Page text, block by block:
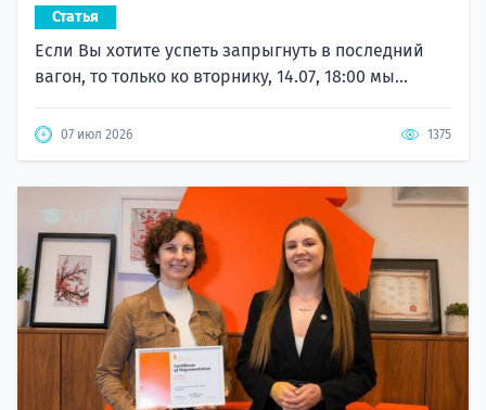
Статья
Если Вы хотите успеть запрыгнуть в последний
вагон, то только ко вторнику, 14.07, 18:00 мы...
07 июл 2026 1375